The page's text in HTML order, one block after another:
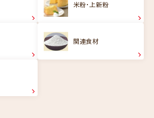
米粉・上新粉
関連食材